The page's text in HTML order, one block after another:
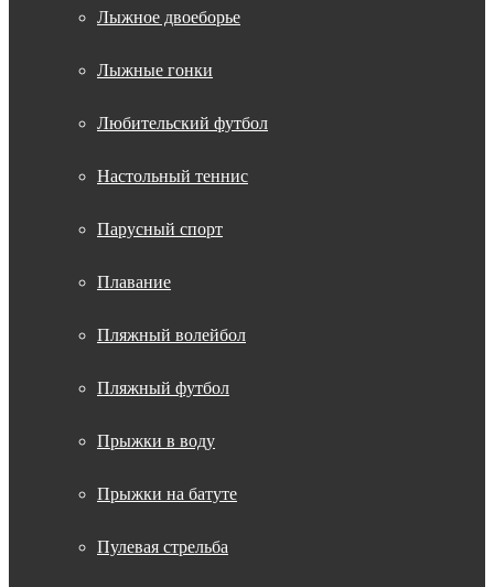
Лыжное двоеборье
Лыжные гонки
Любительский футбол
Настольный теннис
Парусный спорт
Плавание
Пляжный волейбол
Пляжный футбол
Прыжки в воду
Прыжки на батуте
Пулевая стрельба